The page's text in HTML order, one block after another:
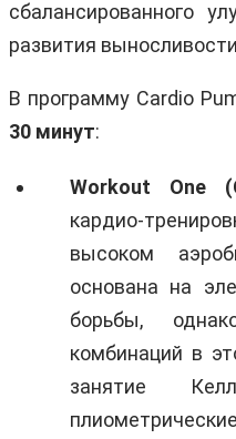
сбалансированного
развития
В программу Cardio
30 минут:
Workout One
кардио-
высоком
основана на
борьбы,
комбинаций в
занятие